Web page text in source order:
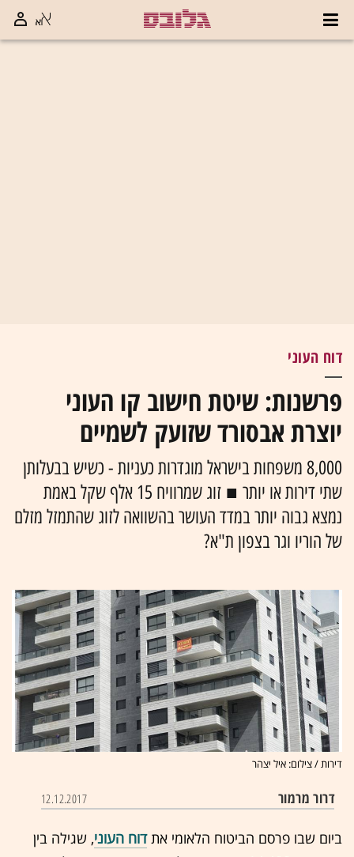
דוח העוני
פרשנות: שיטת חישוב קו העוני
יוצרת אבסורד שזועק לשמיים
8,000 משפחות בישראל מוגדרות כעניות - כשיש בבעלותן
שתי דירות או יותר ■ זוג שמרוויח 15 אלף שקל באמת
נמצא גבוה יותר במדד העושר בהשוואה לזוג שהתמזל מזלם
של הוריו וגר בצפון ת"א?
דירות / צילום: איל יצהר
דרור מרמור 12.12.2017
ביום שבו פרסם הביטוח הלאומי אתדוח העוני, שגילה בין